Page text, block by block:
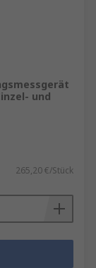
und
265,20 €/Stück